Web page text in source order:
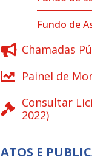
Fundo de
Chamadas
Painel de
Consultar
2022)
ATOS E